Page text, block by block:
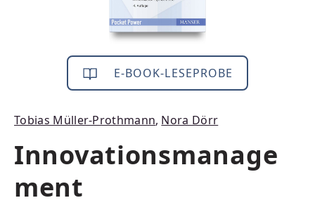
E-BOOK-LESEPROBE
Tobias Müller-Prothmann, Nora Dörr
Innovationsmanage
ment